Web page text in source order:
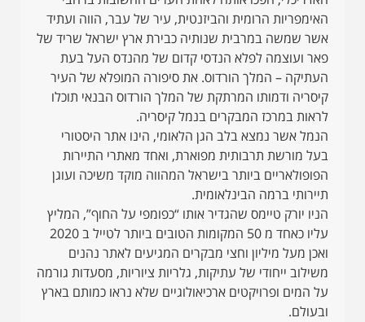
האימפריות הרומית והביזנטית, עיר של עבר, הווה ועתיד
אשר שמשה במרבית שנותיה כבירת ארץ ישראל שריד של
פאר ועוצמה לפלא הנדסי קדום של מהנדס העל בעת
העתיקה – המלך הורדוס. את סיפורה המופלא של העיר
קיסריה ודמותו המרתקת של המלך הורדוס הבנאי תוכלו
לראות במרכז המבקרים בנמל קיסריה.
הנמל אשר נמצא בלב הגן הלאומי, הינו אתר היסטורי
בעל מורשת תרבותית מפוארת, ואחד מאתרי התיירות
הפופולאריים ביותר בישראל המהווה מוקד משיכה ועוגן
תיירותי ברמה הבינלאומית.
הניו יורק טיימס שהגדיר אותו “כפומפי על החוף”, המליץ
עליו כאחד מ 50 המקומות הטובים ביותר לטייל ב 2020
ואכן מעל מיליון וחצי מבקרים המגיעים לאתר נהנים
משילוב ייחודי של עתיקות, גלריות ציוריות, מסעדות גורמה
על המים ופרויקטים ארכיאולוגיים שלא נראו כמותם בארץ
ובעולם.